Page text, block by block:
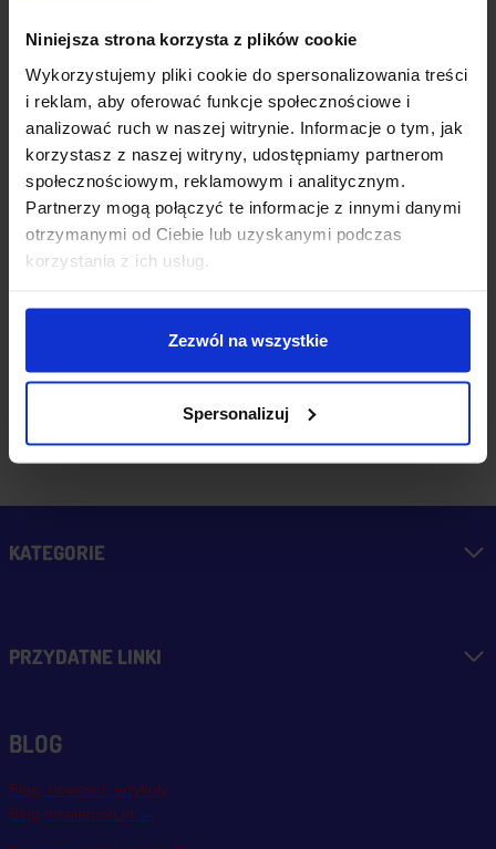
Niniejsza strona korzysta z plików cookie
Wykorzystujemy pliki cookie do spersonalizowania treści
i reklam, aby oferować funkcje społecznościowe i
analizować ruch w naszej witrynie. Informacje o tym, jak
korzystasz z naszej witryny, udostępniamy partnerom
społecznościowym, reklamowym i analitycznym.
Partnerzy mogą połączyć te informacje z innymi danymi
otrzymanymi od Ciebie lub uzyskanymi podczas
korzystania z ich usług.
Zezwól na wszystkie
Spersonalizuj
dosłownie!
Błyskawiczne nadanie,
przesyłka bardzo
starannie
zapakowana z miłym
dodatkiem:-) Jakim?
Kup u w tej firmie bo
0 0
wczoraj
zebranych i zweryfikowanych
przez
KATEGORIE
PRZYDATNE LINKI
BLOG
Blog, nowości, artykuły
Blog msalamon.pl →